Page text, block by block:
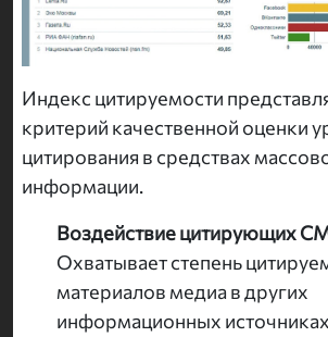
Индекс цитируемости
критерий качественной оценки
цитирования в средствах
информации.
Воздействие цитирующих
Охватывает степень
материалов медиа в других
информационных